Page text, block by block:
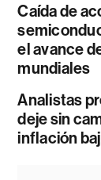
Caída de
el avance
mundiales
Analistas
deje sin
inflación